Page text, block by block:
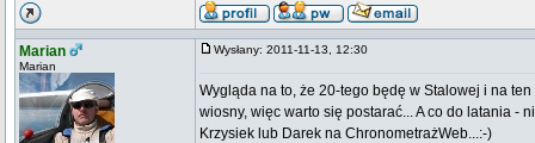
Marian
Marian
Wysłany: 2011-11-13, 12:30
Wygląda na to, że 20-tego będę w Stalowej i na
wiosny, więc warto się postarać... A co do latania -
Krzysiek lub Darek na ChronometrażWeb...:-)